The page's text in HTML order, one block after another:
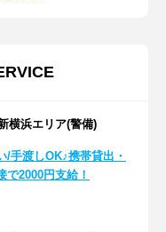
浜エリア(警備)
/手渡しOK♪携帯貸出・
2000円支給！